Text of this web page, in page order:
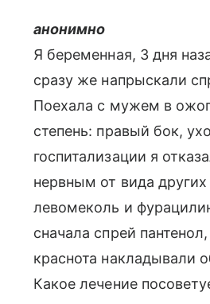
анонимно
Я беременная, 3 дня
сразу же напрыскали
Поехала с мужем в
степень: правый бок,
госпитализации я
нервным от вида
левомеколь и
сначала спрей
краснота накладывали
Какое лечение